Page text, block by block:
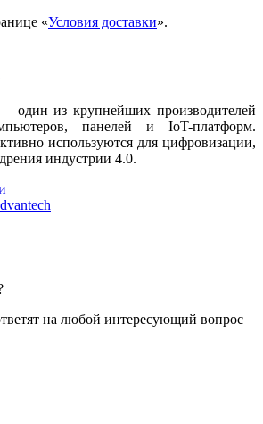
«Условия доставки».
один из крупнейших производителей
панелей и IoT-платформ.
используются для цифровизации,
индустрии 4.0.
на любой интересующий вопрос